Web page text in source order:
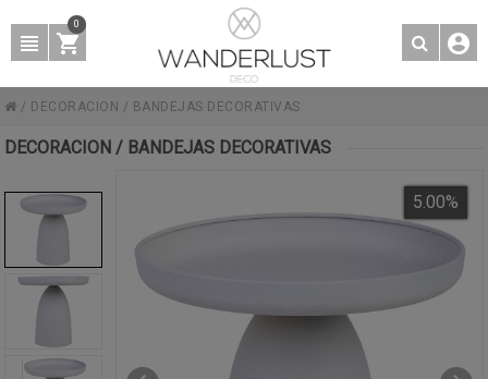
0
/ DECORACION / BANDEJAS DECORATIVAS
DECORACION / BANDEJAS DECORATIVAS
5.00%